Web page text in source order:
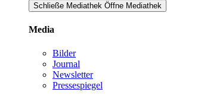
Schließe Mediathek Öffne Mediathek
Media
Bilder
Journal
Newsletter
Pressespiegel